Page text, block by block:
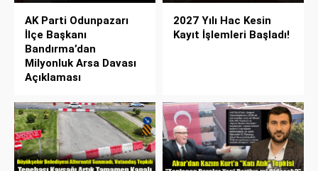
AK Parti Odunpazarı
İlçe Başkanı
Bandırma’dan
Milyonluk Arsa Davası
Açıklaması
2027 Yılı Hac Kesin
Kayıt İşlemleri Başladı!